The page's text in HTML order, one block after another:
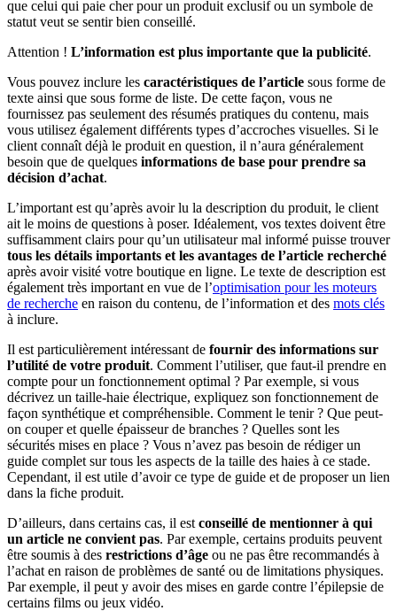
que celui qui paie cher pour un produit exclusif ou un symbole de
statut veut se sentir bien conseillé.
Attention ! L’information est plus importante que la publicité.
Vous pouvez inclure les caractéristiques de l’article sous forme de
texte ainsi que sous forme de liste. De cette façon, vous ne
fournissez pas seulement des résumés pratiques du contenu, mais
vous utilisez également différents types d’accroches visuelles. Si le
client connaît déjà le produit en question, il n’aura généralement
besoin que de quelques informations de base pour prendre sa
décision d’achat.
L’important est qu’après avoir lu la description du produit, le client
ait le moins de questions à poser. Idéalement, vos textes doivent être
suffisamment clairs pour qu’un utilisateur mal informé puisse trouver
tous les détails importants et les avantages de l’article recherché
après avoir visité votre boutique en ligne. Le texte de description est
également très important en vue de l’optimisation pour les moteurs
de recherche en raison du contenu, de l’information et des mots clés
à inclure.
Il est particulièrement intéressant de fournir des informations sur
l’utilité de votre produit. Comment l’utiliser, que faut-il prendre en
compte pour un fonctionnement optimal ? Par exemple, si vous
décrivez un taille-haie électrique, expliquez son fonctionnement de
façon synthétique et compréhensible. Comment le tenir ? Que peut-
on couper et quelle épaisseur de branches ? Quelles sont les
sécurités mises en place ? Vous n’avez pas besoin de rédiger un
guide complet sur tous les aspects de la taille des haies à ce stade.
Cependant, il est utile d’avoir ce type de guide et de proposer un lien
dans la fiche produit.
D’ailleurs, dans certains cas, il est conseillé de mentionner à qui
un article ne convient pas. Par exemple, certains produits peuvent
être soumis à des restrictions d’âge ou ne pas être recommandés à
l’achat en raison de problèmes de santé ou de limitations physiques.
Par exemple, il peut y avoir des mises en garde contre l’épilepsie de
certains films ou jeux vidéo.